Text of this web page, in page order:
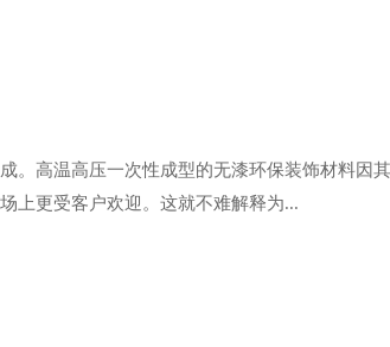
。高温高压一次性成型的无漆环保装饰材料因
上更受客户欢迎。这就不难解释为...